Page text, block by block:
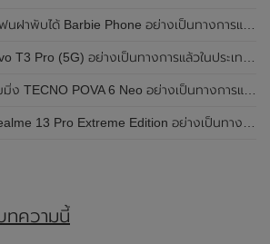
ด้ Barbie Phone อย่างเป็นทางการแล้ว มาพร้อมธีมสีชมพูสดใส
Pro (5G) อย่างเป็นทางการแล้วในประเทศอินเดีย
POVA 6 Neo อย่างเป็นทางการแล้วในประเทศไทย ในราคา 8,499 บาท
Pro Extreme Edition อย่างเป็นทางการแล้วในประเทศจีน
ทความนี้